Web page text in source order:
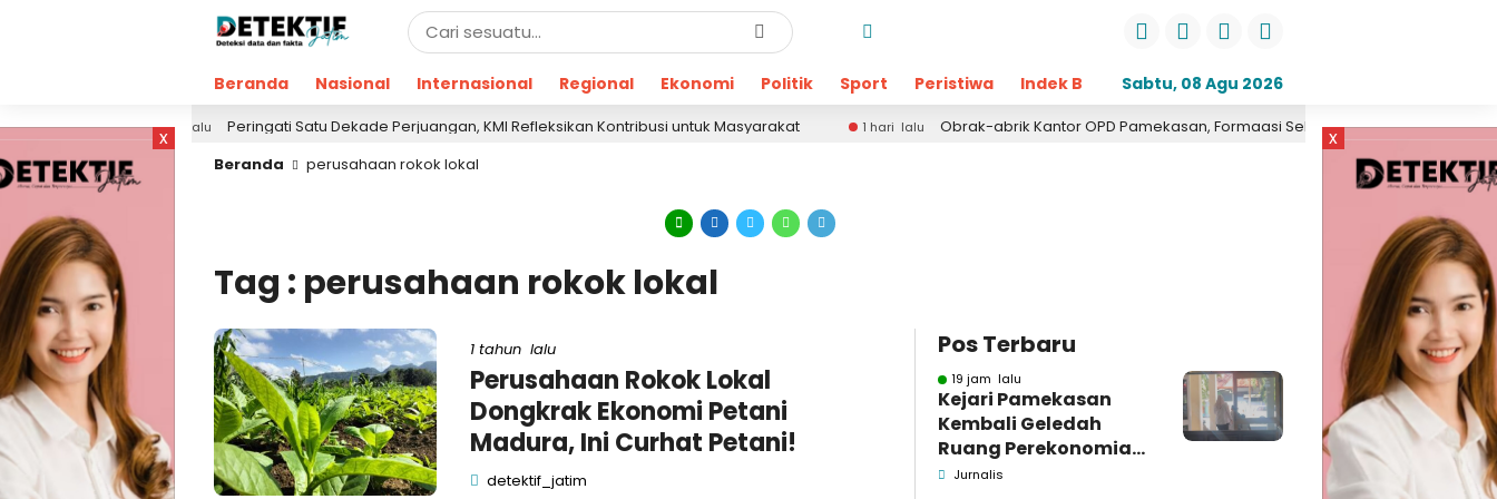
Beranda Nasional Internasional Regional Ekonomi Politik Sport Peristiwa Indek Berita Opini Daerah
Sabtu, 08 Agu 2026
x
1 hari lalu Peringati Satu Dekade Perjuangan, KMI Refleksikan Kontribusi untuk Masyarakat 1 hari lalu
Obrak-abrik Kantor OPD Pamekasan, Formaasi Sebut Kejari Pamekasan Pendamping
Beranda
perusahaan rokok lokal
Tag : perusahaan rokok lokal
1 tahun lalu
Perusahaan Rokok Lokal
Dongkrak Ekonomi Petani
Madura, Ini Curhat Petani!
detektif_jatim
Pos Terbaru
19 jam lalu
Kejari Pamekasan
Kembali Geledah
Ruang Perekonomian,
Pidsus: Tunggu Saja!
Jurnalis
x